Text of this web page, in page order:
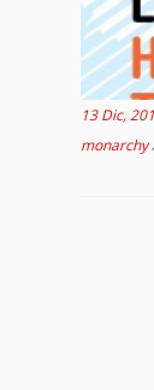
13 Dic,
monarchy